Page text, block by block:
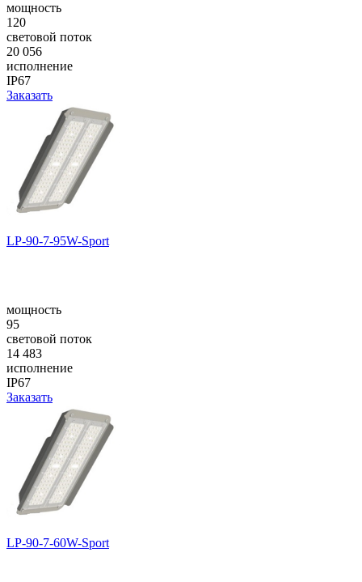
мощность
120
световой поток
20 056
исполнение
IP67
Заказать
LP-90-7-95W-Sport
мощность
95
световой поток
14 483
исполнение
IP67
Заказать
LP-90-7-60W-Sport